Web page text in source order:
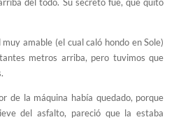
amable (el cual caló hondo en Sole)
metros arriba, pero tuvimos que
de la máquina había quedado, porque
del asfalto, pareció que la estaba